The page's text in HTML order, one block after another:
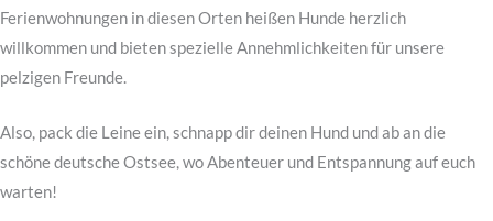
Ferienwohnungen in diesen Orten heißen Hunde herzlich
willkommen und bieten spezielle Annehmlichkeiten für unsere
pelzigen Freunde.
Also, pack die Leine ein, schnapp dir deinen Hund und ab an die
schöne deutsche Ostsee, wo Abenteuer und Entspannung auf euch
warten!